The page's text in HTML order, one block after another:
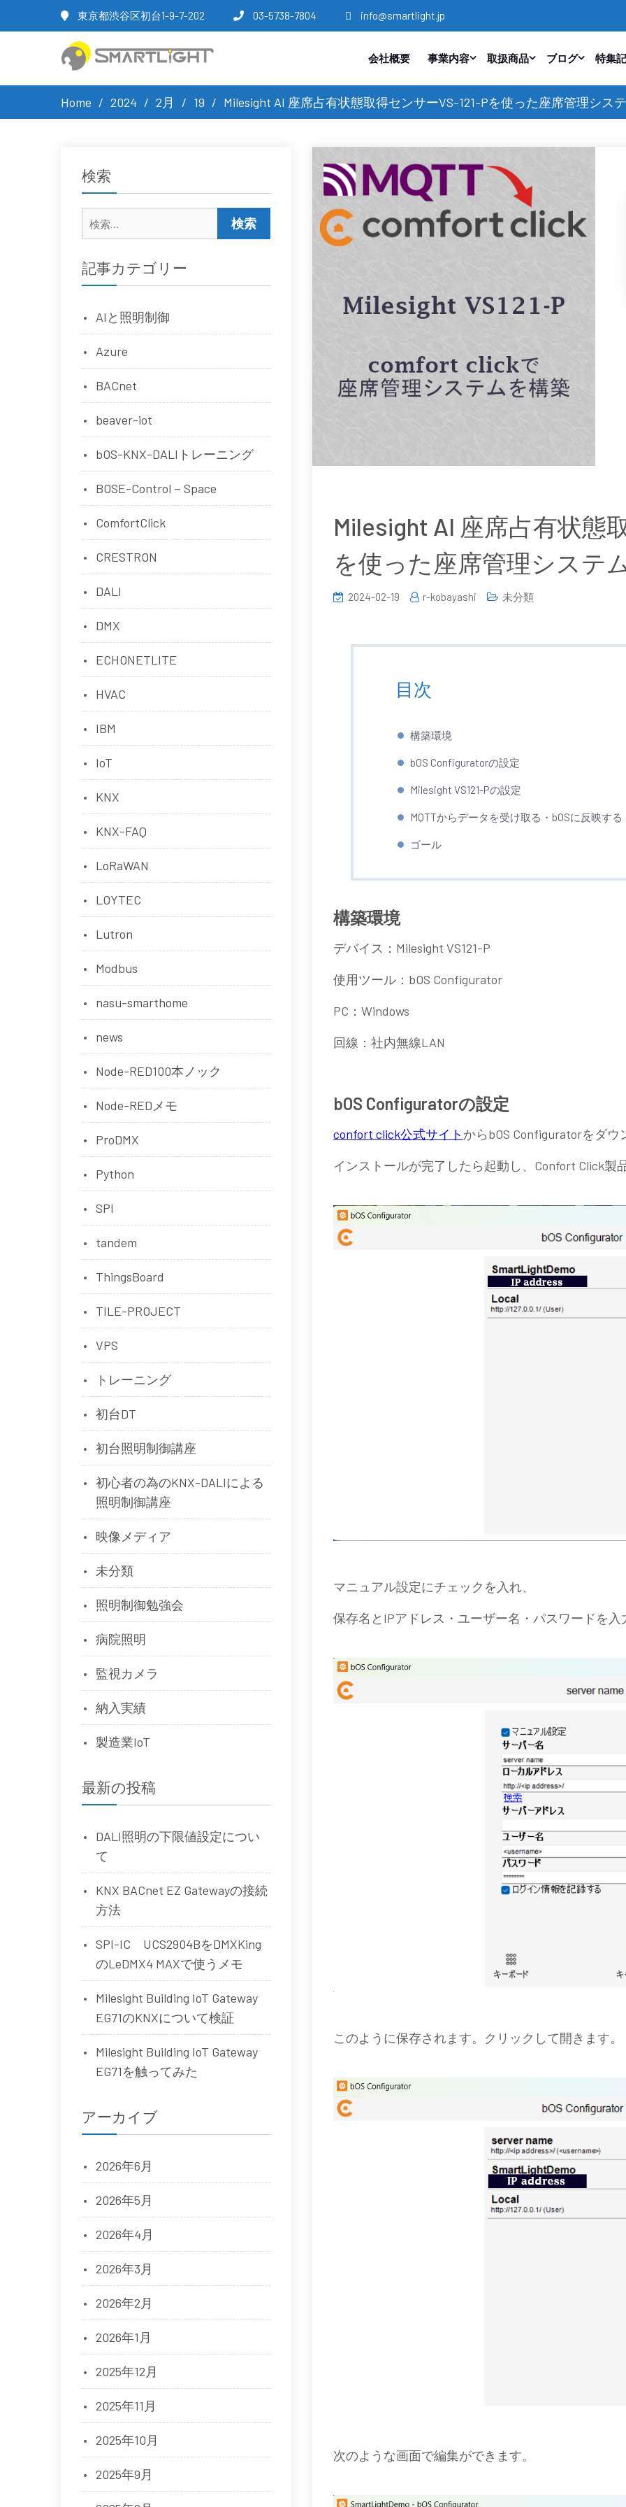
東京都渋谷区初台1-9-7-202 03-5738-7804 info@smartlight.jp
会社概要 事業内容 取扱商品 ブログ 特集
Home 2024 2月 19 Milesight AI 座席占有状態取得センサーVS-121-Pを使った座席管理シス
Milesight AI 座席占有状態
を使った座席管理システ
2024-02-19 r-kobayashi 未分類
目次
構築環境
bOS Configuratorの設定
Milesight VS121-Pの設定
MQTTからデータを受け取る・bOSに反映する
ゴール
構築環境
デバイス：Milesight VS121-P
使用ツール：bOS Configurator
PC：Windows
回線：社内無線LAN
bOS Configuratorの設定
confort click公式サイト からbOS Configuratorをダウ
インストールが完了したら起動し、Confort Click製
マニュアル設定にチェックを入れ、
保存名とIPアドレス・ユーザー名・パスワードを入
このように保存されます。クリックして開きます。
次のような画面で編集ができます。
検索
記事カテゴリー
AIと照明制御
Azure
BACnet
beaver-iot
bOS-KNX-DALIトレーニング
BOSE-Control－Space
ComfortClick
CRESTRON
DALI
DMX
ECHONETLITE
HVAC
IBM
IoT
KNX
KNX-FAQ
LoRaWAN
LOYTEC
Lutron
Modbus
nasu-smarthome
news
Node-RED100本ノック
Node-REDメモ
ProDMX
Python
SPI
tandem
ThingsBoard
TILE-PROJECT
VPS
トレーニング
初台DT
初台照明制御講座
初心者の為のKNX-DALIによる
照明制御講座
映像メディア
未分類
照明制御勉強会
病院照明
監視カメラ
納入実績
製造業IoT
最新の投稿
DALI照明の下限値設定につい
て
KNX BACnet EZ Gatewayの接続
方法
SPI-IC UCS2904BをDMXKing
のLeDMX4 MAXで使うメモ
Milesight Building IoT Gateway
EG71のKNXについて検証
Milesight Building IoT Gateway
EG71を触ってみた
アーカイブ
2026年6月
2026年5月
2026年4月
2026年3月
2026年2月
2026年1月
2025年12月
2025年11月
2025年10月
2025年9月